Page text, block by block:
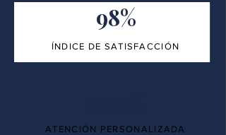
98%
ÍNDICE DE SATISFACCIÓN
ATENCIÓN PERSONALIZADA